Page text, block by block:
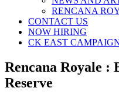
RENCANA
CONTACT US
NOW HIRING
CK EAST
Rencana Royale
Reserve